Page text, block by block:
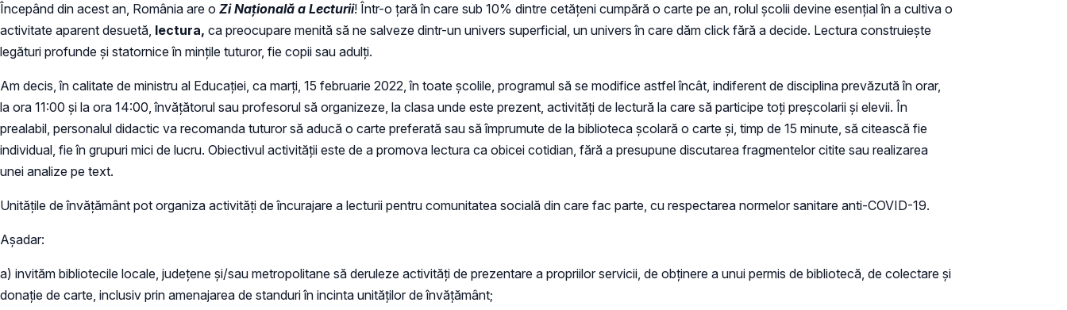
Începând din acest an, România are o Zi Națională a Lecturii! Într-o țară în care sub 10% dintre cetățeni cumpără o carte pe an, rolul școlii devine esențial în a cultiva o
activitate aparent desuetă, lectura, ca preocupare menită să ne salveze dintr-un univers superficial, un univers în care dăm click fără a decide. Lectura construiește
legături profunde și statornice în mințile tuturor, fie copii sau adulți.
Am decis, în calitate de ministru al Educației, ca marți, 15 februarie 2022, în toate școlile, programul să se modifice astfel încât, indiferent de disciplina prevăzută în orar,
la ora 11:00 și la ora 14:00, învățătorul sau profesorul să organizeze, la clasa unde este prezent, activități de lectură la care să participe toți preșcolarii și elevii. În
prealabil, personalul didactic va recomanda tuturor să aducă o carte preferată sau să împrumute de la biblioteca școlară o carte și, timp de 15 minute, să citească fie
individual, fie în grupuri mici de lucru. Obiectivul activității este de a promova lectura ca obicei cotidian, fără a presupune discutarea fragmentelor citite sau realizarea
unei analize pe text.
Unitățile de învățământ pot organiza activități de încurajare a lecturii pentru comunitatea socială din care fac parte, cu respectarea normelor sanitare anti-COVID-19.
Așadar:
a) invităm bibliotecile locale, județene și/sau metropolitane să deruleze activități de prezentare a propriilor servicii, de obținere a unui permis de bibliotecă, de colectare și
donație de carte, inclusiv prin amenajarea de standuri în incinta unităților de învățământ;